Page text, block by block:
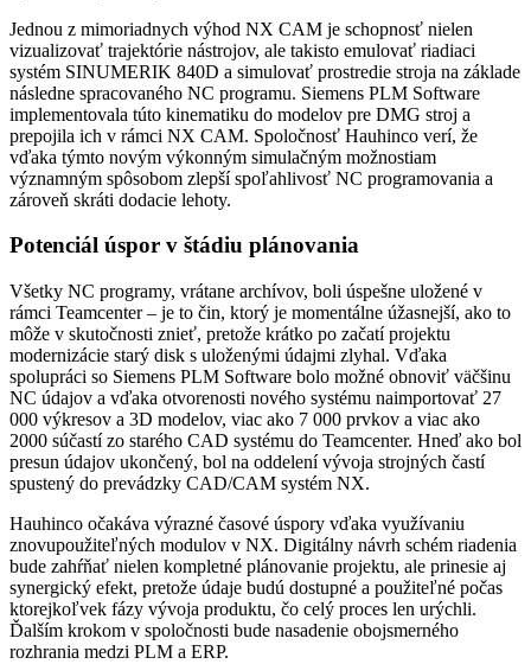
Jednou z mimoriadnych výhod NX CAM je schopnosť nielen
vizualizovať trajektórie nástrojov, ale takisto emulovať riadiaci
systém SINUMERIK 840D a simulovať prostredie stroja na základe
následne spracovaného NC programu. Siemens PLM Software
implementovala túto kinematiku do modelov pre DMG stroj a
prepojila ich v rámci NX CAM. Spoločnosť Hauhinco verí, že
vďaka týmto novým výkonným simulačným možnostiam
významným spôsobom zlepší spoľahlivosť NC programovania a
zároveň skráti dodacie lehoty.
Potenciál úspor v štádiu plánovania
Všetky NC programy, vrátane archívov, boli úspešne uložené v
rámci Teamcenter – je to čin, ktorý je momentálne úžasnejší, ako to
môže v skutočnosti znieť, pretože krátko po začatí projektu
modernizácie starý disk s uloženými údajmi zlyhal. Vďaka
spolupráci so Siemens PLM Software bolo možné obnoviť väčšinu
NC údajov a vďaka otvorenosti nového systému naimportovať 27
000 výkresov a 3D modelov, viac ako 7 000 prvkov a viac ako
2000 súčastí zo starého CAD systému do Teamcenter. Hneď ako bol
presun údajov ukončený, bol na oddelení vývoja strojných častí
spustený do prevádzky CAD/CAM systém NX.
Hauhinco očakáva výrazné časové úspory vďaka využívaniu
znovupoužiteľných modulov v NX. Digitálny návrh schém riadenia
bude zahŕňať nielen kompletné plánovanie projektu, ale prinesie aj
synergický efekt, pretože údaje budú dostupné a použiteľné počas
ktorejkoľvek fázy vývoja produktu, čo celý proces len urýchli.
Ďalším krokom v spoločnosti bude nasadenie obojsmerného
rozhrania medzi PLM a ERP.